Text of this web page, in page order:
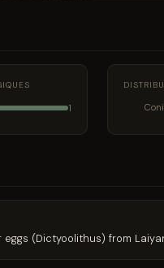
1
(Dictyoolithus) from